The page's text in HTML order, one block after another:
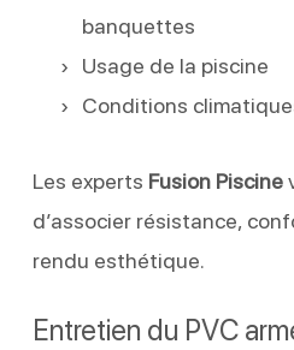
banquettes
Usage de la piscine
Conditions
Les experts Fusion Piscine
d’associer résistance,
rendu esthétique.
Entretien du PVC